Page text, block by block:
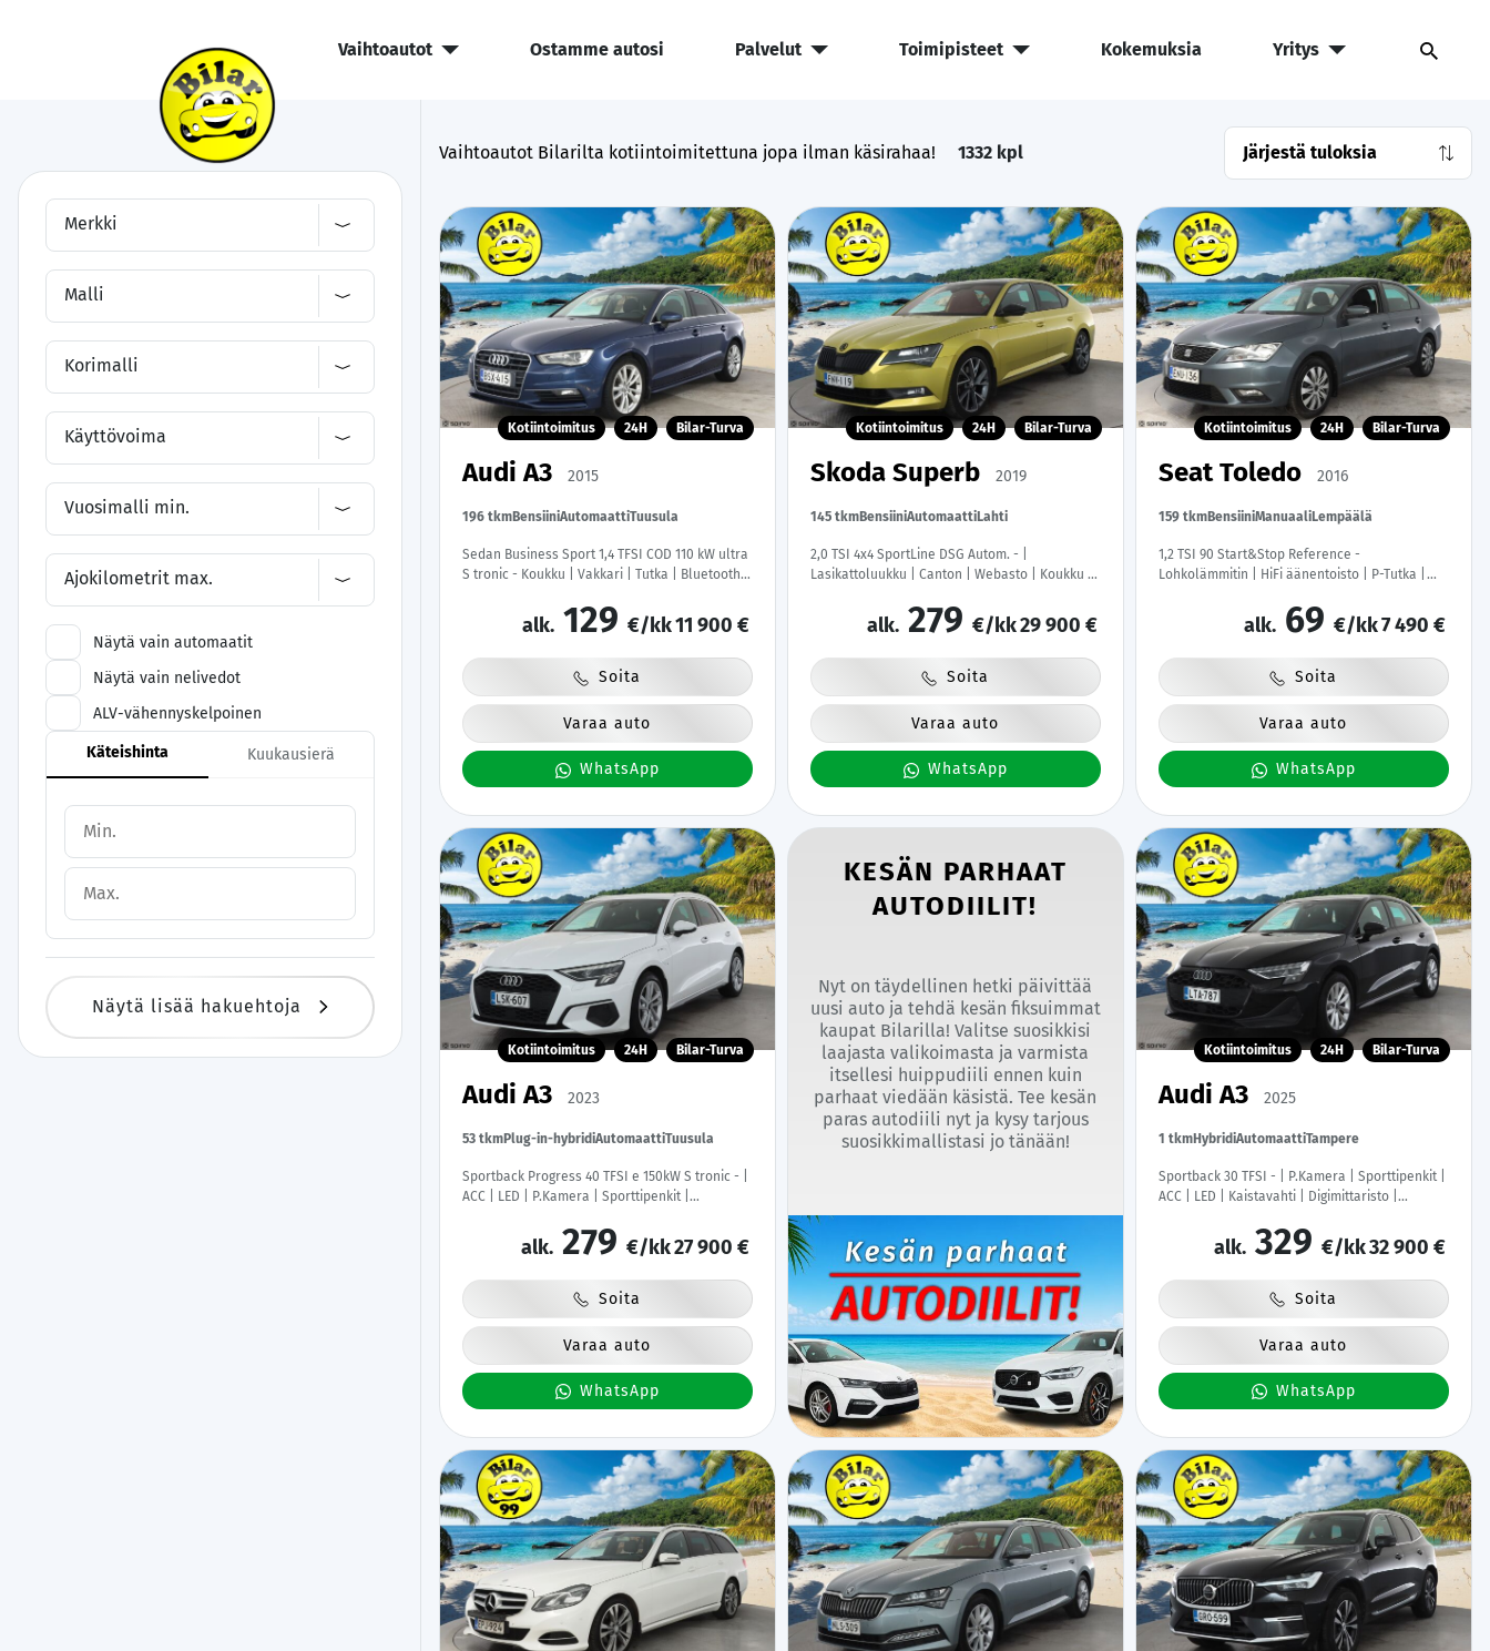
Vaihtoautot Ostamme autosi Palvelut Toimipisteet Kokemuksia Yritys
Merkki
Malli
Korimalli
Käyttövoima
Vuosimalli min.
Ajokilometrit max.
Näytä vain automaatit
Näytä vain nelivedot
ALV-vähennyskelpoinen
Käteishinta Kuukausierä
Näytä lisää hakuehtoja
Vaihtoautot Bilarilta kotiintoimitettuna jopa ilman käsirahaa! 1332 kpl
Kotiintoimitus 24H Bilar-Turva
Audi A3 2015
196 tkmBensiiniAutomaattiTuusula
Sedan Business Sport 1,4 TFSI COD 110 kW ultra
S tronic - Koukku | Vakkari | Tutka | Bluetooth |
alk. 129 €/kk11 900 €
Soita
Varaa auto
WhatsApp
Kotiintoimitus 24H Bilar-Turva
Skoda Superb 2019
145 tkmBensiiniAutomaattiLahti
2,0 TSI 4x4 SportLine DSG Autom. - |
Lasikattoluukku | Canton | Webasto | Koukku |
Katveavustin | Navi | Kaistavahti | Keyless |
Suomi-auto |
alk. 279 €/kk29 900 €
Soita
Varaa auto
WhatsApp
Kotiintoimitus 24H Bilar-Turva
Seat Toledo 2016
159 tkmBensiiniManuaaliLempäälä
1,2 TSI 90 Start&Stop Reference -
Lohkolämmitin | HiFi äänentoisto | P-Tutka |
huolto 159tkm | Jakohihna vaihdettu | Kahdet
alk. 69 €/kk7 490 €
Soita
Varaa auto
WhatsApp
Kotiintoimitus 24H Bilar-Turva
Audi A3 2023
53 tkmPlug-in-hybridiAutomaattiTuusula
Sportback Progress 40 TFSI e 150kW S tronic - |
ACC | LED | P.Kamera | Sporttipenkit |
alk. 279 €/kk27 900 €
Soita
Varaa auto
WhatsApp
KESÄN PARHAAT
AUTODIILIT!
Nyt on täydellinen hetki päivittää
uusi auto ja tehdä kesän fiksuimmat
kaupat Bilarilla! Valitse suosikkisi
laajasta valikoimasta ja varmista
itsellesi huippudiili ennen kuin
parhaat viedään käsistä. Tee kesän
paras autodiili nyt ja kysy tarjous
suosikkimallistasi jo tänään!
Kotiintoimitus 24H Bilar-Turva
Audi A3 2025
1 tkmHybridiAutomaattiTampere
Sportback 30 TFSI - | P.Kamera | Sporttipenkit |
ACC | LED | Kaistavahti | Digimittaristo |
Kahdet renkaat | Merkkihuollettu |
alk. 329 €/kk32 900 €
Soita
Varaa auto
WhatsApp